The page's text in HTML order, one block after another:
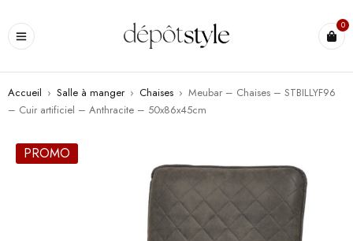
0
Accueil › Salle à manger › Chaises › Meubar – Chaises – STBILLYF96
– Cuir artificiel – Anthracite – 50x86x45cm
PROMO